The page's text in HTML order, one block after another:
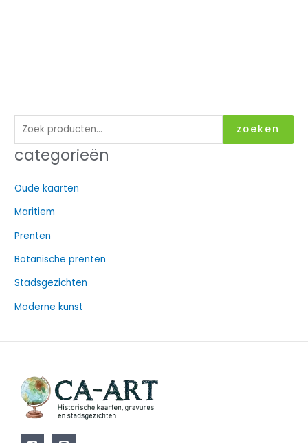
o
e
n
n
a
:
zoeken
categorieën
Oude kaarten
Maritiem
Prenten
Botanische prenten
Stadsgezichten
Moderne kunst